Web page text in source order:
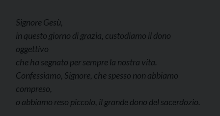
Signore Gesù,
in questo giorno di grazia, custodiamo il dono
oggettivo
che ha segnato per sempre la nostra vita.
Confessiamo, Signore, che spesso non abbiamo
compreso,
o abbiamo reso piccolo, il grande dono del sacerdozio.